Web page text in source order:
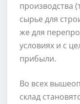
производства
сырье для
же для
условиях и с
прибыли.
Во всех
склад